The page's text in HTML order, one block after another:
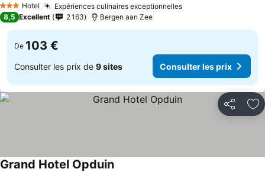
3 ÉtoilesHotel Expériences culinaires exceptionnelles
8,5 Excellent 2 163 Bergen aan Zee
De 103 €
Consulter les prix de 9 sites Consulter les prix
Partager
Grand Hotel Opduin